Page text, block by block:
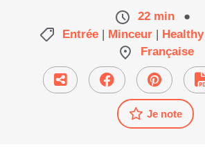
22 min
●
Entrée | Minceur | Healthy
Française
Je note